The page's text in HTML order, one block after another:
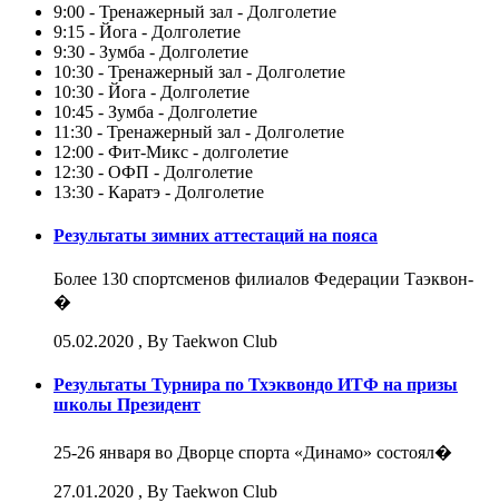
9:00 - Тренажерный зал - Долголетие
9:15 - Йога - Долголетие
9:30 - Зумба - Долголетие
10:30 - Тренажерный зал - Долголетие
10:30 - Йога - Долголетие
10:45 - Зумба - Долголетие
11:30 - Тренажерный зал - Долголетие
12:00 - Фит-Микс - долголетие
12:30 - ОФП - Долголетие
13:30 - Каратэ - Долголетие
Результаты зимних аттестаций на пояса
Более 130 спортсменов филиалов Федерации Таэквон-
�
05.02.2020 , By Taekwon Club
Результаты Турнира по Тхэквондо ИТФ на призы
школы Президент
25-26 января во Дворце спорта «Динамо» состоял�
27.01.2020 , By Taekwon Club